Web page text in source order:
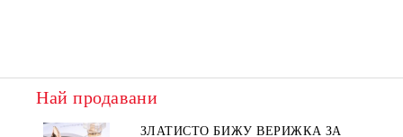
Най продавани
ЗЛАТИСТО БИЖУ ВЕРИЖКА ЗА